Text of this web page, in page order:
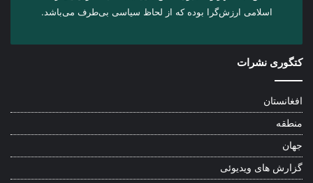
اسلامی ارزش‌گرا بوده که از لحاظ سیاسی بی‌طرف می‌باشد.
کتگوری نشرات
افغانستان
منطقه
جهان
گزارش های ویدیوئی